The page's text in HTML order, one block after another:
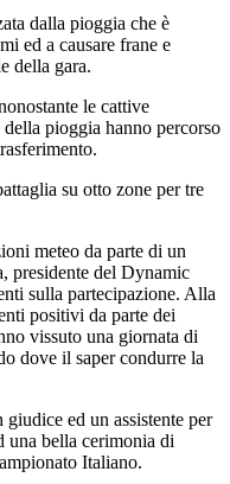
dalla pioggia che è
ed a causare frane e
della gara.
le cattive
pioggia hanno percorso
su otto zone per tre
meteo da parte di un
presidente del Dynamic
sulla partecipazione. Alla
positivi da parte dei
vissuto una giornata di
dove il saper condurre la
ed un assistente per
una bella cerimonia di
Italiano.